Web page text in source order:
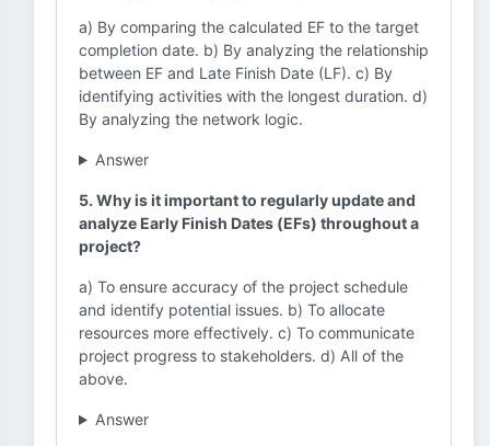
a) By comparing the calculated EF to the target
completion date. b) By analyzing the relationship
between EF and Late Finish Date (LF). c) By
identifying activities with the longest duration. d)
By analyzing the network logic.
Answer
5. Why is it important to regularly update and
analyze Early Finish Dates (EFs) throughout a
project?
a) To ensure accuracy of the project schedule
and identify potential issues. b) To allocate
resources more effectively. c) To communicate
project progress to stakeholders. d) All of the
above.
Answer